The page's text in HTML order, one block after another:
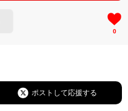
0
ポストして応援する